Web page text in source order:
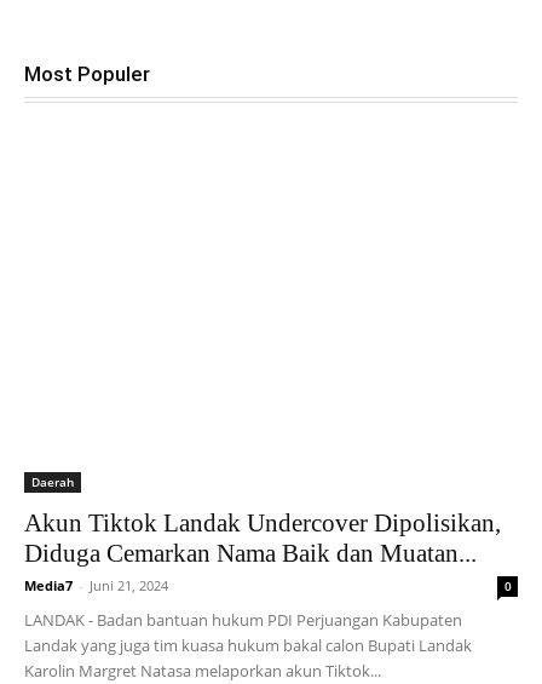
Most Populer
Daerah
Akun Tiktok Landak Undercover Dipolisikan,
Diduga Cemarkan Nama Baik dan Muatan...
Media7 - Juni 21, 2024 0
LANDAK - Badan bantuan hukum PDI Perjuangan Kabupaten
Landak yang juga tim kuasa hukum bakal calon Bupati Landak
Karolin Margret Natasa melaporkan akun Tiktok...